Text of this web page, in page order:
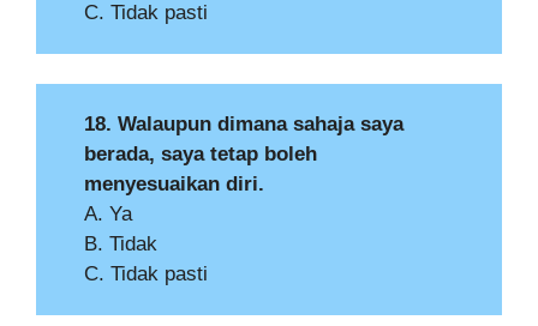
C. Tidak pasti
18. Walaupun dimana sahaja saya
berada, saya tetap boleh
menyesuaikan diri.
A. Ya
B. Tidak
C. Tidak pasti